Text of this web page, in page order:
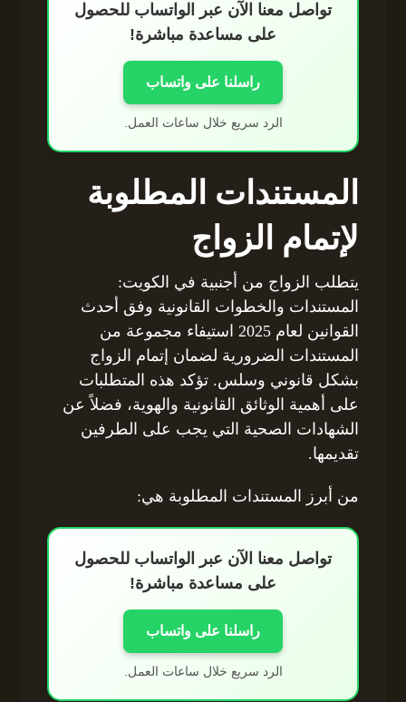
تواصل معنا الآن عبر الواتساب للحصول
على مساعدة مباشرة!
راسلنا على واتساب
الرد سريع خلال ساعات العمل.
المستندات المطلوبة
لإتمام الزواج
يتطلب الزواج من أجنبية في الكويت:
المستندات والخطوات القانونية وفق أحدث
القوانين لعام 2025 استيفاء مجموعة من
المستندات الضرورية لضمان إتمام الزواج
بشكل قانوني وسلس. تؤكد هذه المتطلبات
على أهمية الوثائق القانونية والهوية، فضلاً عن
الشهادات الصحية التي يجب على الطرفين
تقديمها.
من أبرز المستندات المطلوبة هي:
تواصل معنا الآن عبر الواتساب للحصول
على مساعدة مباشرة!
راسلنا على واتساب
الرد سريع خلال ساعات العمل.